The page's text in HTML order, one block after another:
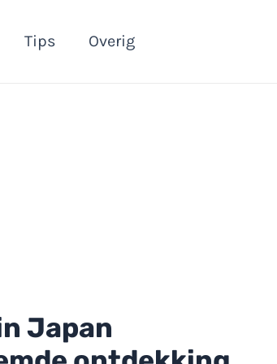
Tips Overig
Japan